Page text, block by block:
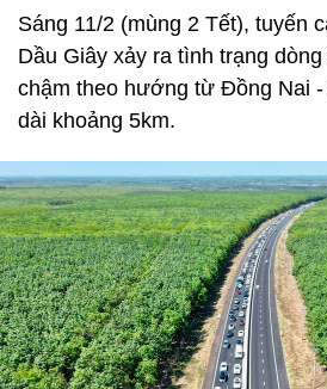
Sáng 11/2 (mùng 2 Tết), tuyến
Dầu Giây xảy ra tình trạng
chậm theo hướng từ Đồng Nai
dài khoảng 5km.